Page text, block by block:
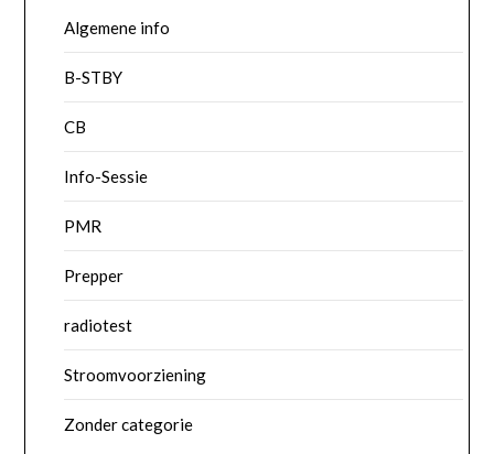
Algemene info
B-STBY
CB
Info-Sessie
PMR
Prepper
radiotest
Stroomvoorziening
Zonder categorie